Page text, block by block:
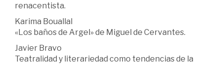
renacentista.
Karima Bouallal
«Los baños de Argel» de Miguel de Cervantes.
Javier Bravo
Teatralidad y literariedad como tendencias de la